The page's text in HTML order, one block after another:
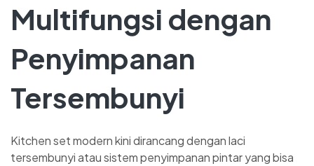
Multifungsi dengan
Penyimpanan
Tersembunyi
Kitchen set modern kini dirancang dengan laci
tersembunyi atau sistem penyimpanan pintar yang bisa